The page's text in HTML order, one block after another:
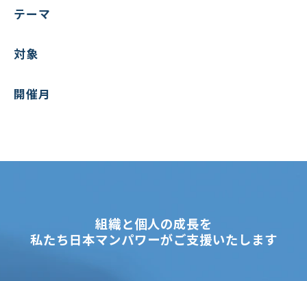
テーマ
対象
開催月
組織と個人の成長を
私たち日本マンパワーがご支援いたします